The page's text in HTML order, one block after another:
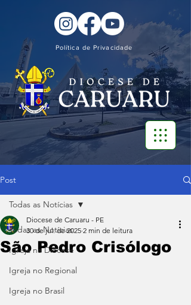
Política de Privacidade
Post
Todas as Notícias
Igreja na Diocese
Igreja no Regional
Igreja no Brasil
Todas as Notícias
São Pedro Crisólogo
Diocese de Caruaru - PE
30 de jul. de 2025 2 min de leitura